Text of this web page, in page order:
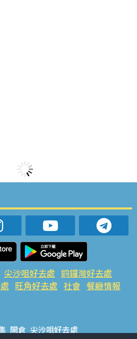
尖沙咀好去處 銅鑼灣好去處
旺角好去處 社會 餐廳情報
開倉 尖沙咀好去處